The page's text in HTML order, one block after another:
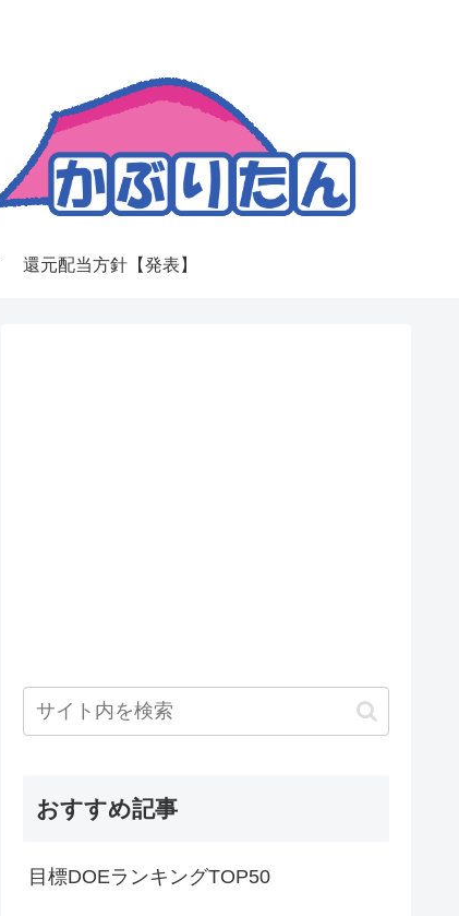
還元配当方針【発表】
おすすめ記事
目標DOEランキングTOP50